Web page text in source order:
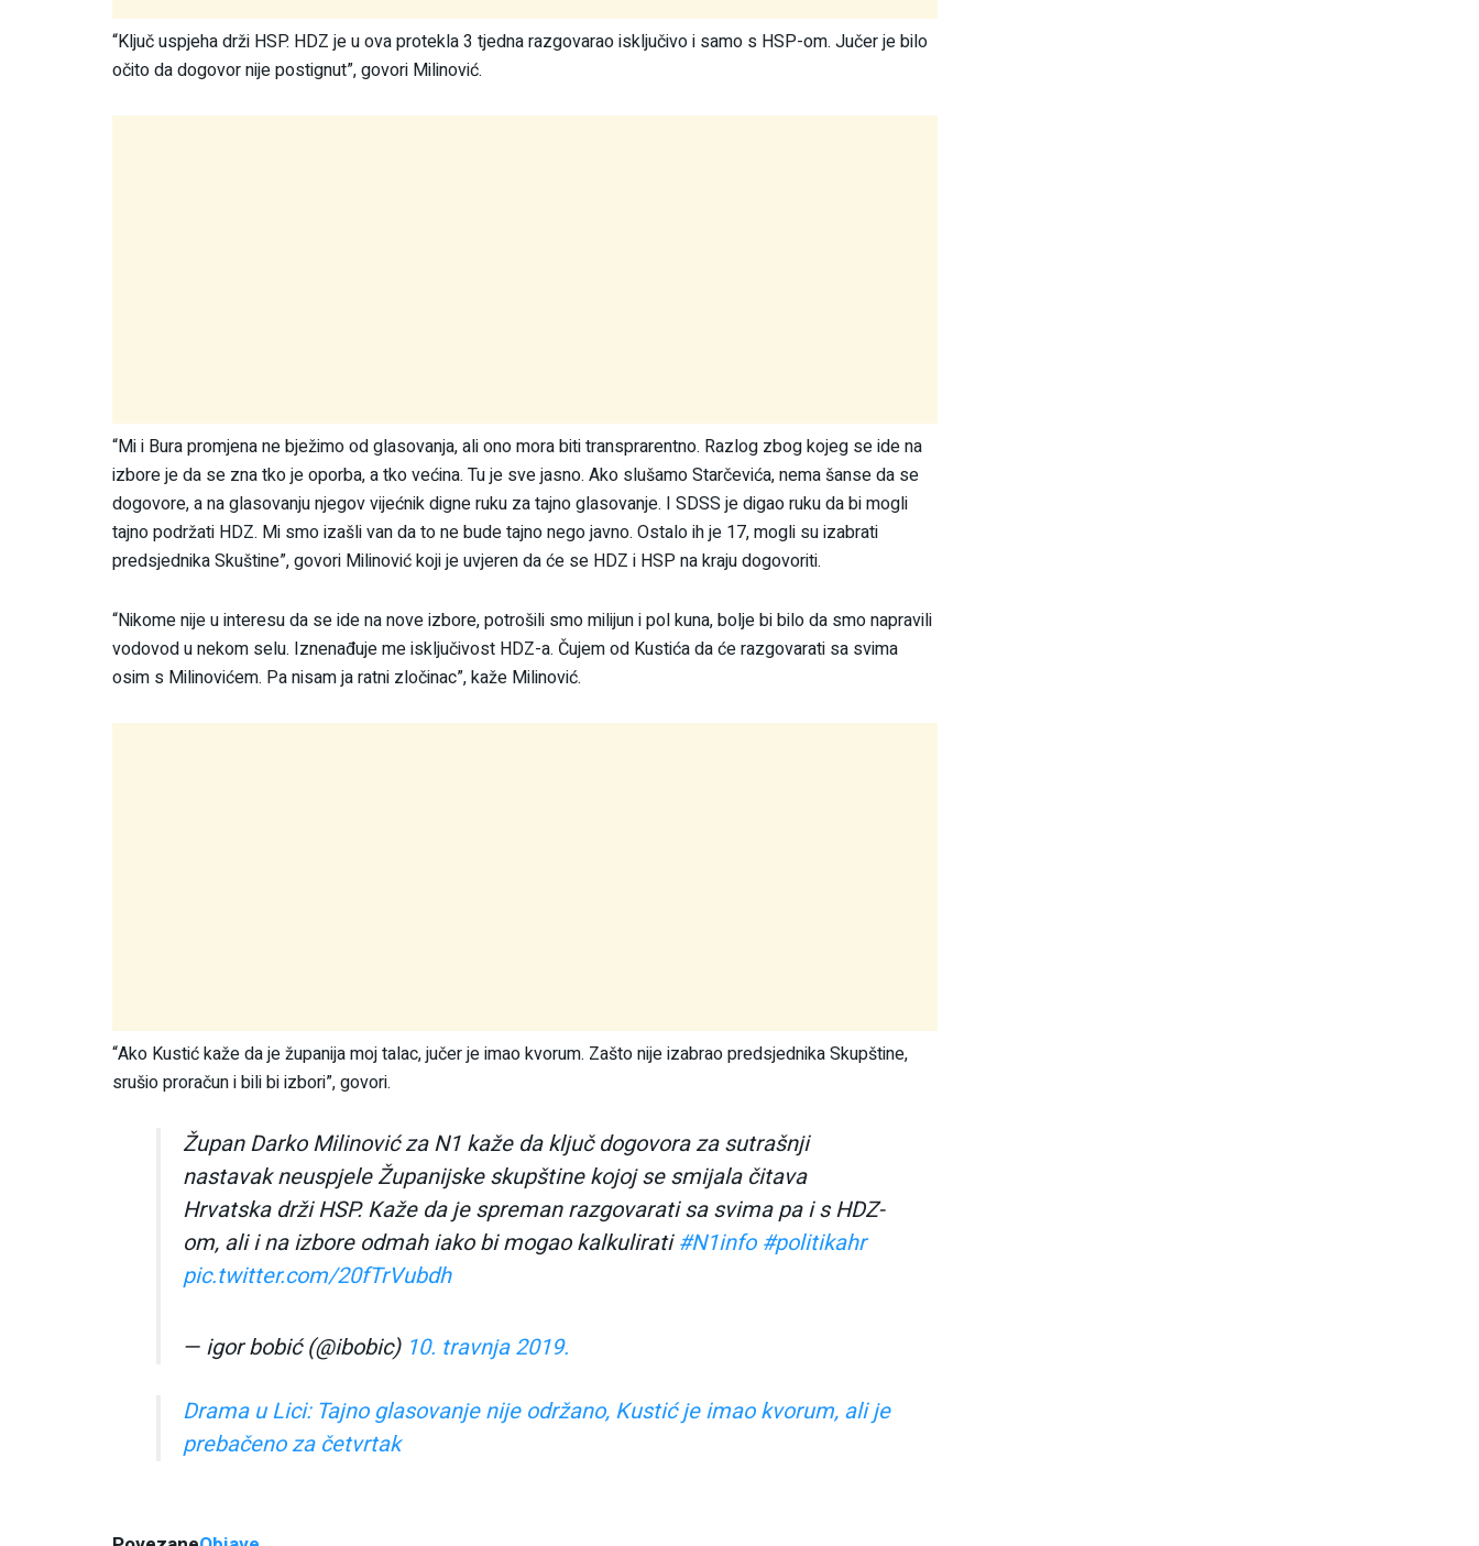
“Ključ uspjeha drži HSP. HDZ je u ova protekla 3 tjedna razgovarao isključivo i samo s HSP-om. Jučer je bilo
očito da dogovor nije postignut”, govori Milinović.
“Mi i Bura promjena ne bježimo od glasovanja, ali ono mora biti transprarentno. Razlog zbog kojeg se ide na
izbore je da se zna tko je oporba, a tko većina. Tu je sve jasno. Ako slušamo Starčevića, nema šanse da se
dogovore, a na glasovanju njegov vijećnik digne ruku za tajno glasovanje. I SDSS je digao ruku da bi mogli
tajno podržati HDZ. Mi smo izašli van da to ne bude tajno nego javno. Ostalo ih je 17, mogli su izabrati
predsjednika Skuštine”, govori Milinović koji je uvjeren da će se HDZ i HSP na kraju dogovoriti.
“Nikome nije u interesu da se ide na nove izbore, potrošili smo milijun i pol kuna, bolje bi bilo da smo napravili
vodovod u nekom selu. Iznenađuje me isključivost HDZ-a. Čujem od Kustića da će razgovarati sa svima
osim s Milinovićem. Pa nisam ja ratni zločinac”, kaže Milinović.
“Ako Kustić kaže da je županija moj talac, jučer je imao kvorum. Zašto nije izabrao predsjednika Skupštine,
srušio proračun i bili bi izbori”, govori.
Župan Darko Milinović za N1 kaže da ključ dogovora za sutrašnji
nastavak neuspjele Županijske skupštine kojoj se smijala čitava
Hrvatska drži HSP. Kaže da je spreman razgovarati sa svima pa i s HDZ-
om, ali i na izbore odmah iako bi mogao kalkulirati#N1info #politikahr
pic.twitter.com/20fTrVubdh
— igor bobić (@ibobic) 10. travnja 2019.
Drama u Lici: Tajno glasovanje nije održano, Kustić je imao kvorum, ali je
prebačeno za četvrtak